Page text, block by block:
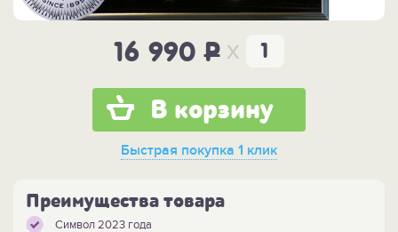
16 990P x
В корзину
Быстрая покупка 1 клик
Преимущества товара
Символ 2023 года